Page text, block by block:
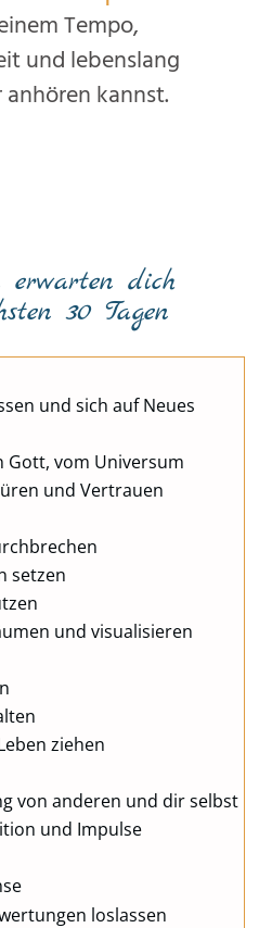
Tempo,
und lebenslang
kannst.
erwarten dich
30 Tagen
und sich auf Neues
Gott, vom Universum
und Vertrauen
setzen
und visualisieren
ziehen
von anderen und dir selbst
und Impulse
loslassen